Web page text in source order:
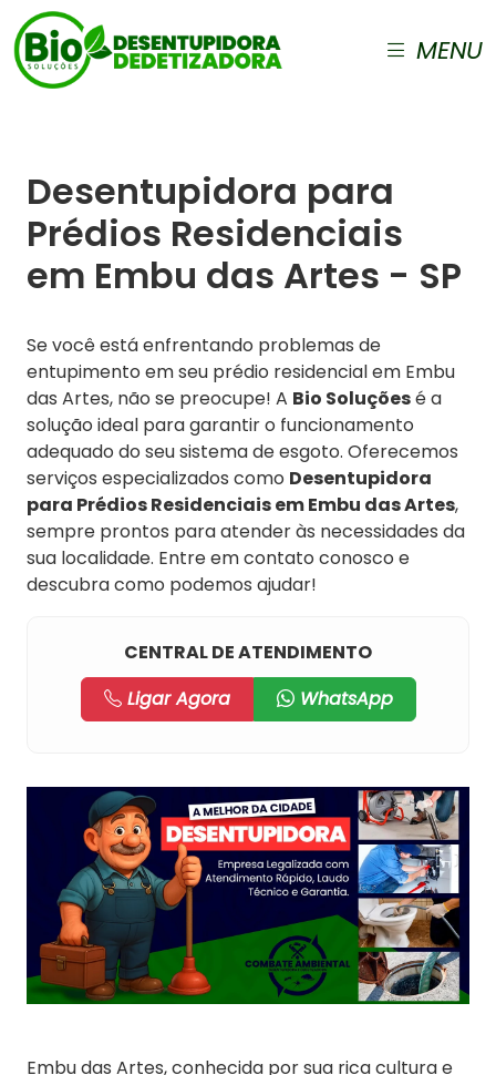
MENU
Desentupidora para
Prédios Residenciais
em Embu das Artes - SP
Se você está enfrentando problemas de
entupimento em seu prédio residencial em Embu
das Artes, não se preocupe! A Bio Soluçõesé a
solução ideal para garantir o funcionamento
adequado do seu sistema de esgoto. Oferecemos
serviços especializados como Desentupidora
para Prédios Residenciais em Embu das Artes,
sempre prontos para atender às necessidades da
sua localidade. Entre em contato conosco e
descubra como podemos ajudar!
CENTRAL DE ATENDIMENTO
Ligar Agora
WhatsApp
Embu das Artes, conhecida por sua rica cultura e